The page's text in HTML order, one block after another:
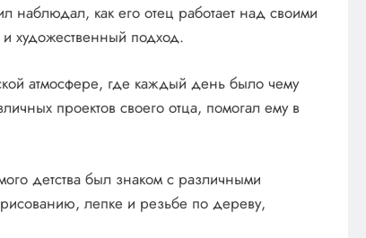
наблюдал, как его отец работает над своими
художественный подход.
атмосфере, где каждый день было чему
проектов своего отца, помогал ему в
детства был знаком с различными
лепке и резьбе по дереву,